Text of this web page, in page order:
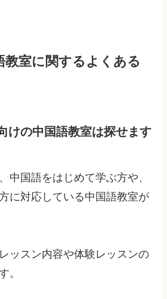
教室に関するよくある
けの中国語教室は探せます
中国語をはじめて学ぶ方や、
に対応している中国語教室が
ッスン内容や体験レッスンの
。